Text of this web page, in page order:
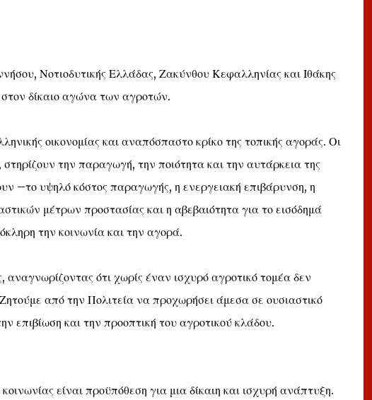
Νοτιοδυτικής Ελλάδας, Ζακύνθου Κεφαλληνίας και Ιθάκης
στον δίκαιο αγώνα των αγροτών.
οικονομίας και αναπόσπαστο κρίκο της τοπικής αγοράς. Οι
την παραγωγή, την ποιότητα και την αυτάρκεια της
–το υψηλό κόστος παραγωγής, η ενεργειακή επιβάρυνση, η
μέτρων προστασίας και η αβεβαιότητα για το εισόδημά
την κοινωνία και την αγορά.
αναγνωρίζοντας ότι χωρίς έναν ισχυρό αγροτικό τομέα δεν
από την Πολιτεία να προχωρήσει άμεσα σε ουσιαστικό
επιβίωση και την προοπτική του αγροτικού κλάδου.
είναι προϋπόθεση για μια δίκαιη και ισχυρή ανάπτυξη.